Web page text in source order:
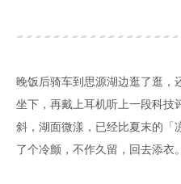
晚饭后骑车到思源湖边逛了逛，
坐下，再戴上耳机听上一段科技
斜，湖面微漾，已经比夏末的「
了个冷颤，不作久留，回去添衣。